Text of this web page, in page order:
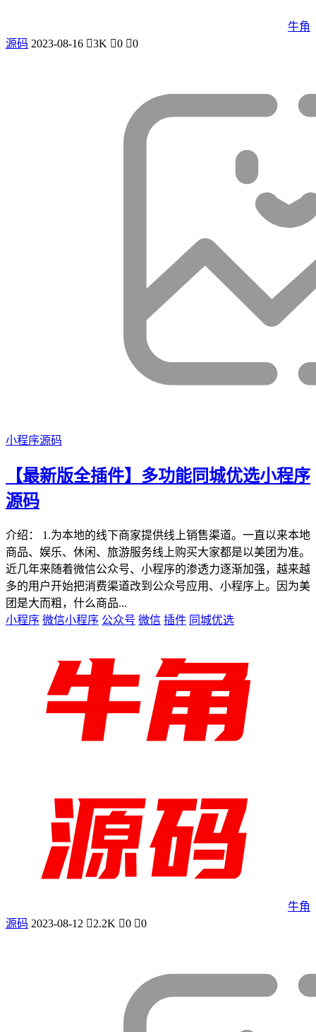
牛角
源码 2023-08-16 3K 0 0
小程序源码
【最新版全插件】多功能同城优选小程序
源码
介绍： 1.为本地的线下商家提供线上销售渠道。一直以来本地
商品、娱乐、休闲、旅游服务线上购买大家都是以美团为准。
近几年来随着微信公众号、小程序的渗透力逐渐加强，越来越
多的用户开始把消费渠道改到公众号应用、小程序上。因为美
团是大而粗，什么商品...
小程序 微信小程序 公众号 微信 插件 同城优选
牛角
源码 2023-08-12 2.2K 0 0